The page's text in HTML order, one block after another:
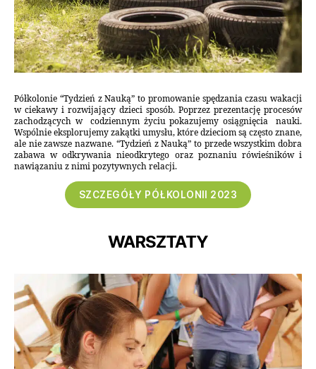
Półkolonie “Tydzień z Nauką” to promowanie spędzania czasu wakacji
w ciekawy i rozwijający dzieci sposób. Poprzez prezentację procesów
zachodzących w codziennym życiu pokazujemy osiągnięcia nauki.
Wspólnie eksplorujemy zakątki umysłu, które dzieciom są często znane,
ale nie zawsze nazwane. “Tydzień z Nauką” to przede wszystkim dobra
zabawa w odkrywania nieodkrytego oraz poznaniu rówieśników i
nawiązaniu z nimi pozytywnych relacji.
SZCZEGÓŁY PÓŁKOLONII 2023
WARSZTATY